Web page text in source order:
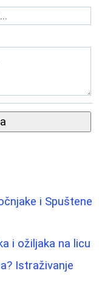
i Spuštene
i ožiljaka na licu
Istraživanje